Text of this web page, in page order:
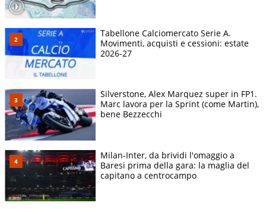
Tabellone Calciomercato Serie A.
Movimenti, acquisti e cessioni: estate
2026-27
Silverstone, Alex Marquez super in FP1.
Marc lavora per la Sprint (come Martin),
bene Bezzecchi
Milan-Inter, da brividi l'omaggio a
Baresi prima della gara: la maglia del
capitano a centrocampo